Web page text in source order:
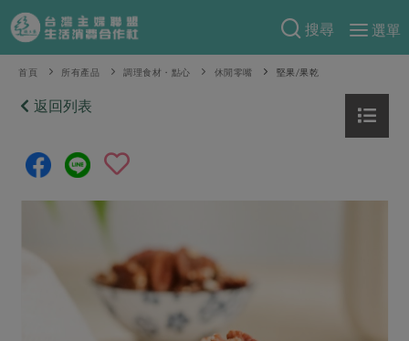
搜尋
選單
產品分類
當季蔬果
芽苗類
辛香料類
乳製品
食譜料理
食材
特別企畫
預購活動
防災用品預購圓滿結束
2026年端午節預購圓滿結束
綠主張
主婦食堂 一籃菜真心話
重要公告
首頁 所有產品 調理食材・點心 休閒零嘴 堅果/果乾
返回列表